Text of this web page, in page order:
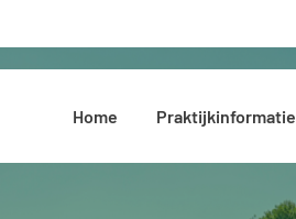
Home
Praktijkinformatie